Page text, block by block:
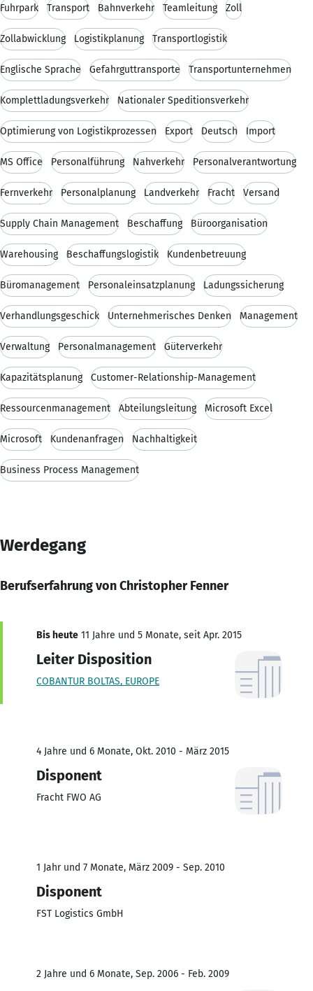
Fuhrpark Transport Bahnverkehr Teamleitung Zoll
Zollabwicklung Logistikplanung Transportlogistik
Englische Sprache Gefahrguttransporte Transportunternehmen
Komplettladungsverkehr Nationaler Speditionsverkehr
Optimierung von Logistikprozessen Export Deutsch Import
MS Office Personalführung Nahverkehr Personalverantwortung
Fernverkehr Personalplanung Landverkehr Fracht Versand
Supply Chain Management Beschaffung Büroorganisation
Warehousing Beschaffungslogistik Kundenbetreuung
Büromanagement Personaleinsatzplanung Ladungssicherung
Verhandlungsgeschick Unternehmerisches Denken Management
Verwaltung Personalmanagement Güterverkehr
Kapazitätsplanung Customer-Relationship-Management
Ressourcenmanagement Abteilungsleitung Microsoft Excel
Microsoft Kundenanfragen Nachhaltigkeit
Business Process Management
Werdegang
Berufserfahrung von Christopher Fenner
Bis heute 11 Jahre und 5 Monate, seit Apr. 2015
Leiter Disposition
COBANTUR BOLTAS, EUROPE
4 Jahre und 6 Monate, Okt. 2010 - März 2015
Disponent
Fracht FWO AG
1 Jahr und 7 Monate, März 2009 - Sep. 2010
Disponent
FST Logistics GmbH
2 Jahre und 6 Monate, Sep. 2006 - Feb. 2009